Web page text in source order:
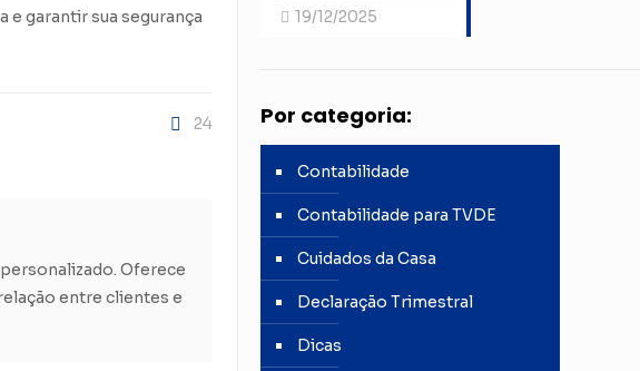
e garantir sua segurança
24
Oferece
entre clientes e
19/12/2025
Por categoria:
Contabilidade
Contabilidade para TVDE
Cuidados da Casa
Declaraçāo Trimestral
Dicas